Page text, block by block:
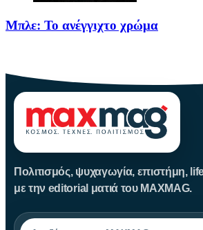
Μπλε: Το ανέγγιχτο χρώμα
Πολιτισμός, ψυχαγωγία, επιστήμη,
με την editorial ματιά του MAXMAG.
Αναζήτηση